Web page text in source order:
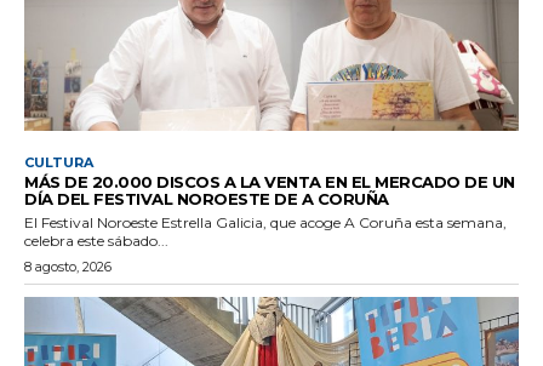
CULTURA
MÁS DE 20.000 DISCOS A LA VENTA EN EL MERCADO DE UN
DÍA DEL FESTIVAL NOROESTE DE A CORUÑA
El Festival Noroeste Estrella Galicia, que acoge A Coruña esta semana,
celebra este sábado...
8 agosto, 2026